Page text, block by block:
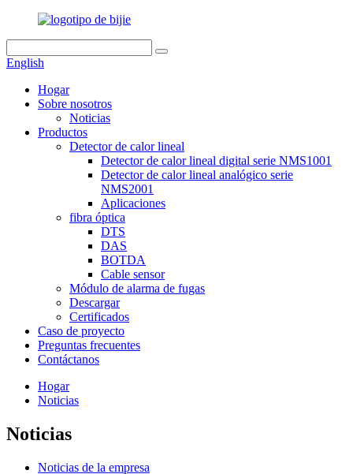
English
Hogar
Sobre nosotros
Noticias
Productos
Detector de calor lineal
Detector de calor lineal digital serie NMS1001
Detector de calor lineal analógico serie
NMS2001
Aplicaciones
fibra óptica
DTS
DAS
BOTDA
Cable sensor
Módulo de alarma de fugas
Descargar
Certificados
Caso de proyecto
Preguntas frecuentes
Contáctanos
Hogar
Noticias
Noticias
Noticias de la empresa